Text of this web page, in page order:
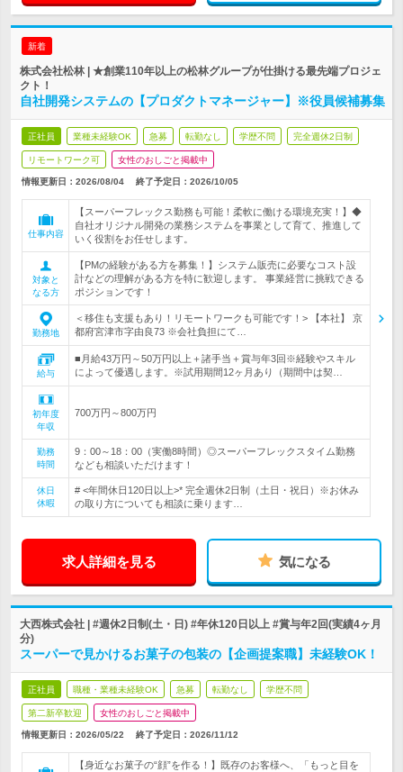
新着
株式会社松林 | ★創業110年以上の松林グループが仕掛ける最先端プロジェ
クト！
自社開発システムの【プロダクトマネージャー】※役員候補募集
正社員 業種未経験OK 急募 転勤なし 学歴不問 完全週休2日制
リモートワーク可 女性のおしごと掲載中
情報更新日：2026/08/04 終了予定日： 2026/10/05
仕事内容
【スーパーフレックス勤務も可能！柔軟に働ける環境充実！】◆
自社オリジナル開発の業務システムを事業として育て、推進して
いく役割をお任せします。
対象と
なる方
【PMの経験がある方を募集！】システム販売に必要なコスト設
計などの理解がある方を特に歓迎します。 事業経営に挑戦できる
ポジションです！
勤務地
＜移住も支援もあり！リモートワークも可能です！> 【本社】 京
都府宮津市字由良73 ※会社負担にて…
給与
■月給43万円～50万円以上＋諸手当＋賞与年3回※経験やスキル
によって優遇します。※試用期間12ヶ月あり（期間中は契…
初年度
年収
700万円～800万円
勤務
時間
9：00～18：00（実働8時間）◎スーパーフレックスタイム勤務
なども相談いただけます！
休日
休暇
# <年間休日120日以上>* 完全週休2日制（土日・祝日）※お休み
の取り方についても相談に乗ります…
求人詳細を見る 気になる
大西株式会社 | #週休2日制(土・日) #年休120日以上 #賞与年2回(実績4ヶ月
分)
スーパーで見かけるお菓子の包装の【企画提案職】未経験OK！
正社員 職種・業種未経験OK 急募 転勤なし 学歴不問
第二新卒歓迎 女性のおしごと掲載中
情報更新日：2026/05/22 終了予定日： 2026/11/12
【身近なお菓子の“顔”を作る！】既存のお客様へ、「もっと目を